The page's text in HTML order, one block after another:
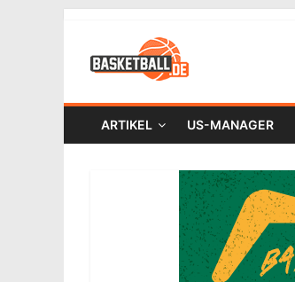
ARTIKEL US-MANAGER